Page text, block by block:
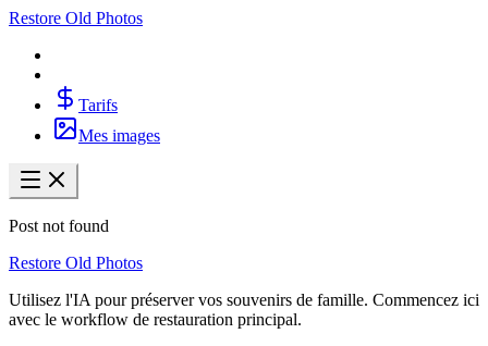
Restore Old Photos
Tarifs
Mes images
Post not found
Restore Old Photos
Utilisez l'IA pour préserver vos souvenirs de famille. Commencez ici
avec le workflow de restauration principal.